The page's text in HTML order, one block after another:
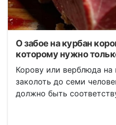
О забое на курбан
которому нужно
Корову или верблюда на
заколоть до семи
должно быть